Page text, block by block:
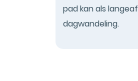
pad kan als
dagwandeling.